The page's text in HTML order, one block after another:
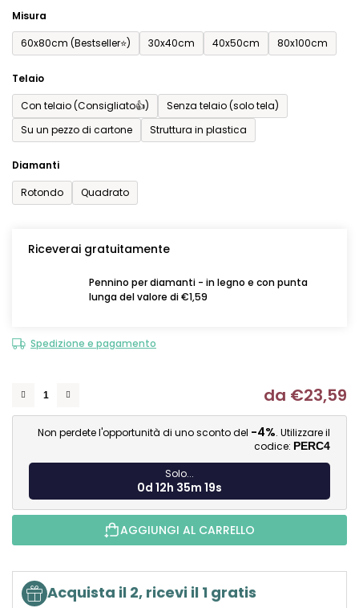
Misura
60x80cm (Bestseller⭐)
30x40cm 40x50cm 80x100cm
Telaio
Con telaio (Consigliato👍)
Senza telaio (solo tela)
Su un pezzo di cartone
Struttura in plastica
Diamanti
Rotondo
Quadrato
Riceverai gratuitamente
Pennino per diamanti - in legno e con punta
lunga del valore di €1,59
Spedizione e pagamento
da €23,59
Non perdete l'opportunità di uno sconto del -4%. Utilizzare il
codice: PERC4
Solo...
0d 12h 35m 18s
AGGIUNGI AL CARRELLO
Acquista il 2, ricevi il 1 gratis